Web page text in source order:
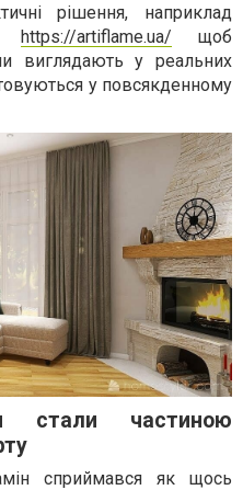
рішення, наприклад
https://artiflame.ua/ щоб
виглядають у реальних
у повсякденному
стали частиною
сприймався як щось